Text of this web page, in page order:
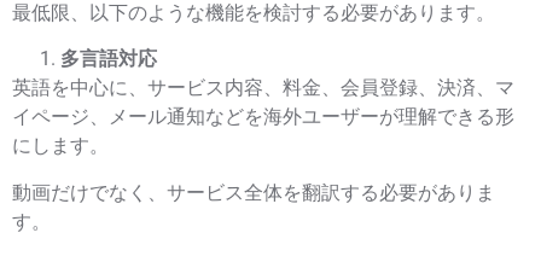
最低限、以下のような機能を検討する必要があります。
多言語対応
英語を中心に、サービス内容、料金、会員登録、決済、マ
イページ、メール通知などを海外ユーザーが理解できる形
にします。
動画だけでなく、サービス全体を翻訳する必要がありま
す。